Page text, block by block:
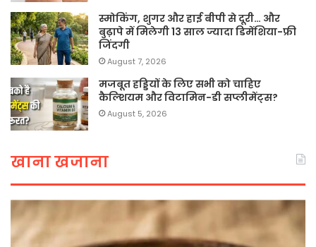
स्मोकिंग, शुगर और हाई बीपी से दूरी… और
बुढ़ापे में मिलेगी 13 साल ज्यादा डिमेंशिया-फ्री
जिंदगी
August 7, 2026
मजबूत हड्डियों के लिए सभी को चाहिए
कैल्शियम और विटामिन-डी सप्लीमेंट्स?
August 5, 2026
खाना खजाना